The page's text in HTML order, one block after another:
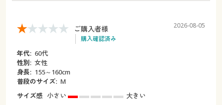
ご購入者様
購入確認済み
2026-08-05
年代: 60代
性別: 女性
身長: 155～160cm
普段のサイズ: M
サイズ感 小さい
大きい